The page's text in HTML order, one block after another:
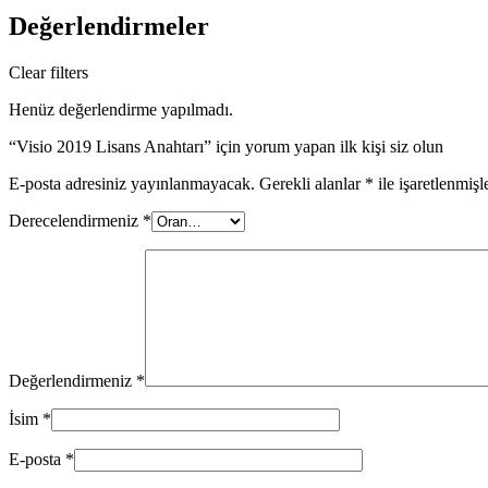
Değerlendirmeler
Clear filters
Henüz değerlendirme yapılmadı.
“Visio 2019 Lisans Anahtarı” için yorum yapan ilk kişi siz olun
E-posta adresiniz yayınlanmayacak. Gerekli alanlar * ile
Derecelendirmeniz *
Değerlendirmeniz *
İsim *
E-posta *